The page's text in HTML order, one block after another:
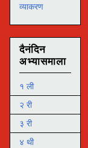
व्याकरण
दैनंदिन
अभ्यासमाला
१ ली
२ री
३ री
४ थी